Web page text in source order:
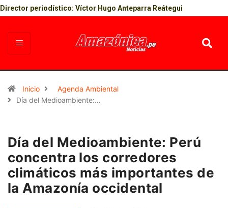
Director periodístico: Víctor Hugo Anteparra Reátegui
Inicio
Agenda Ambiental
Día del Medioambiente:…
Día del Medioambiente: Perú
concentra los corredores
climáticos más importantes de
la Amazonía occidental